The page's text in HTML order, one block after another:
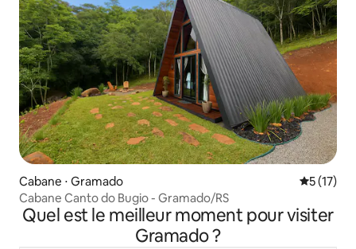
Cabane ⋅ Gramado
5 (17)
Cabane Canto do Bugio - Gramado/RS
Quel est le meilleur moment pour visiter
Gramado ?